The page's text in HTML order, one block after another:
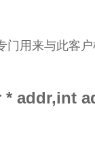
用来与此客户
addr,int